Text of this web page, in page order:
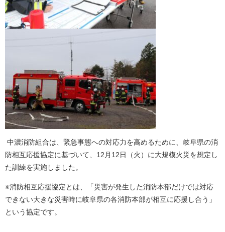
中濃消防組合は、緊急事態への対応力を高めるために、岐阜県の消
防相互応援協定に基づいて、12月12日（火）に大規模火災を想定し
た訓練を実施しました。
※消防相互応援協定とは、「災害が発生した消防本部だけでは対応
できない大きな災害時に岐阜県の各消防本部が相互に応援し合う」
という協定です。